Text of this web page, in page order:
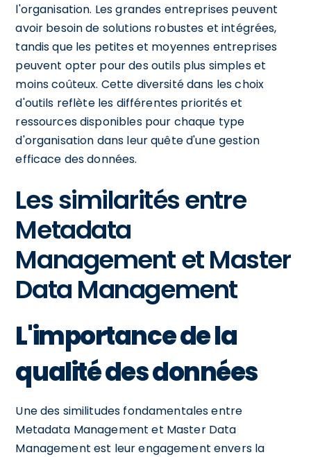
l'organisation. Les grandes entreprises peuvent
avoir besoin de solutions robustes et intégrées,
tandis que les petites et moyennes entreprises
peuvent opter pour des outils plus simples et
moins coûteux. Cette diversité dans les choix
d'outils reflète les différentes priorités et
ressources disponibles pour chaque type
d'organisation dans leur quête d'une gestion
efficace des données.
Les similarités entre
Metadata
Management et Master
Data Management
L'importance de la
qualité des données
Une des similitudes fondamentales entre
Metadata Management et Master Data
Management est leur engagement envers la